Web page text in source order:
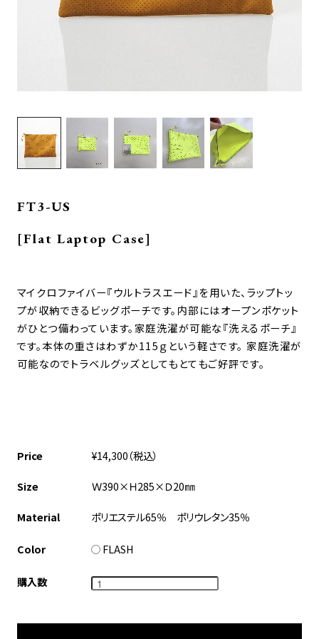
FT3-US
[Flat Laptop Case]
マイクロファイバー『ウルトラスエード』を用いた、ラップトッ
プが収納できるビッグポーチです。内部にはオープンポケット
がひとつ備わっています。家庭洗濯が可能な『洗えるポーチ』
です。本体の重さはわずか115ｇという軽さです。 家庭洗濯が
可能なのでトラベルグッズとしてもとてもご好評です。
Price ¥14,300（税込）
Size Ｗ390×Ｈ285×Ｄ20㎜
Material ポリエステル65％ ポリウレタン35％
Color FLASH
購入数